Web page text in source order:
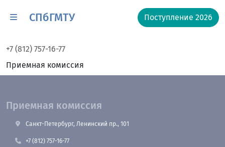
СПбГМТУ Поступление 2026
+7 (812) 757-16-77
Приемная комиссия
Приемная комиссия
Санкт-Петербург, Ленинский пр., 101
+7 (812) 757-16-77